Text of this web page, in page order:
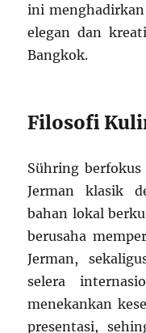
ini
elegan dan
Bangkok.
Filosofi
Sühring berfokus
Jerman klasik
bahan lokal
berusaha
Jerman,
selera
menekankan
presentasi,